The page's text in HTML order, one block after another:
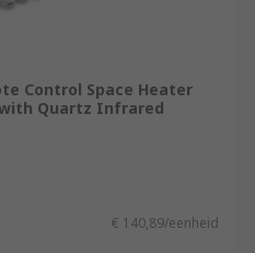
Control Space Heater
Quartz Infrared
€ 140,89/eenheid